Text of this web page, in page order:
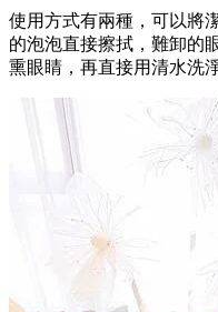
使用方式有兩種，可以將
的泡泡直接擦拭，難卸的
熏眼睛，再直接用清水洗